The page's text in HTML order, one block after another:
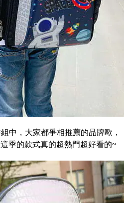
中，大家都爭相推薦的品牌歐，
季的款式真的超熱門超好看的~